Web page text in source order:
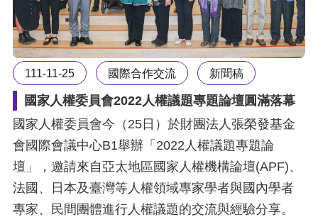
111-11-25 國際合作交流 新聞稿
國家人權委員會2022人權議題專題論壇圓滿落幕
國家人權委員會今（25日）於財團法人張榮發基金
會國際會議中心B1舉辦「2022人權議題專題論
壇」，邀請來自亞太地區國家人權機構論壇(APF)、
法國、日本及臺灣等人權領域專家學者與國內學者
專家、民間團體進行人權議題的交流與經驗分享。